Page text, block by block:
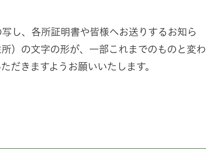
し、各所証明書や皆様へお送りするお知ら
）の文字の形が、一部これまでのものと変わ
だきますようお願いいたします。